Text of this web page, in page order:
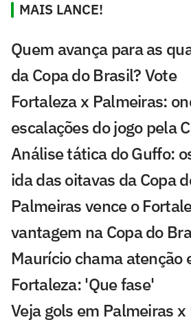
MAIS LANCE!
Quem avança para as
da Copa do Brasil? Vote
Fortaleza x Palmeiras:
escalações do jogo pela
Análise tática do Guffo:
ida das oitavas da Copa
Palmeiras vence o
vantagem na Copa do
Maurício chama atenção
Fortaleza: 'Que fase'
Veja gols em Palmeiras